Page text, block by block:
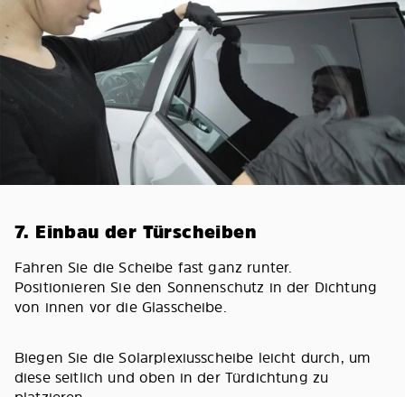
7. Einbau der Türscheiben
Fahren Sie die Scheibe fast ganz runter.
Positionieren Sie den Sonnenschutz in der Dichtung
von innen vor die Glasscheibe.
Biegen Sie die Solarplexiusscheibe leicht durch, um
diese seitlich und oben in der Türdichtung zu